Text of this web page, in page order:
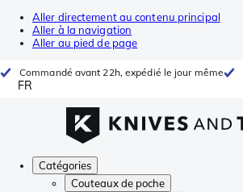
Aller directement au contenu principal
Aller à la navigation
Aller au pied de page
Commandé avant 22h, expédié le jour même
FR
Catégories
Couteaux de poche